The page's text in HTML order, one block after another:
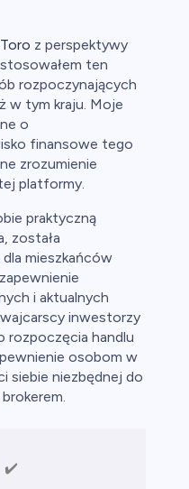
z perspektywy
ten
rozpoczynających
w tym kraju. Moje
o
finansowe tego
zrozumienie
platformy.
praktyczną
została
mieszkańców
i aktualnych
inwestorzy
rozpoczęcia handlu
osobom w
siebie niezbędnej do
✔️